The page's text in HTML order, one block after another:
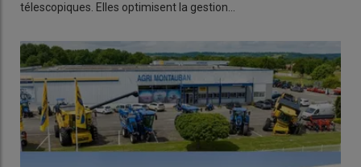
télescopiques. Elles optimisent la gestion…